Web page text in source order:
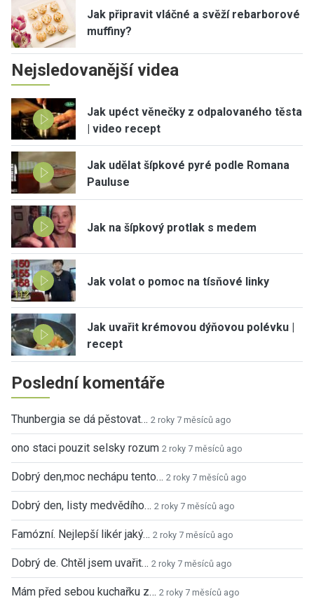
Jak připravit vláčné a svěží rebarborové
muffiny?
Nejsledovanější videa
Jak upéct věnečky z odpalovaného těsta
| video recept
Jak udělat šípkové pyré podle Romana
Pauluse
Jak na šípkový protlak s medem
Jak volat o pomoc na tísňové linky
Jak uvařit krémovou dýňovou polévku |
recept
Poslední komentáře
Thunbergia se dá pěstovat… 2 roky 7 měsíců ago
ono staci pouzit selsky rozum 2 roky 7 měsíců ago
Dobrý den,moc nechápu tento… 2 roky 7 měsíců ago
Dobrý den, listy medvědího… 2 roky 7 měsíců ago
Famózní. Nejlepší likér jaký… 2 roky 7 měsíců ago
Dobrý de. Chtěl jsem uvařit… 2 roky 7 měsíců ago
Mám před sebou kuchařku z… 2 roky 7 měsíců ago